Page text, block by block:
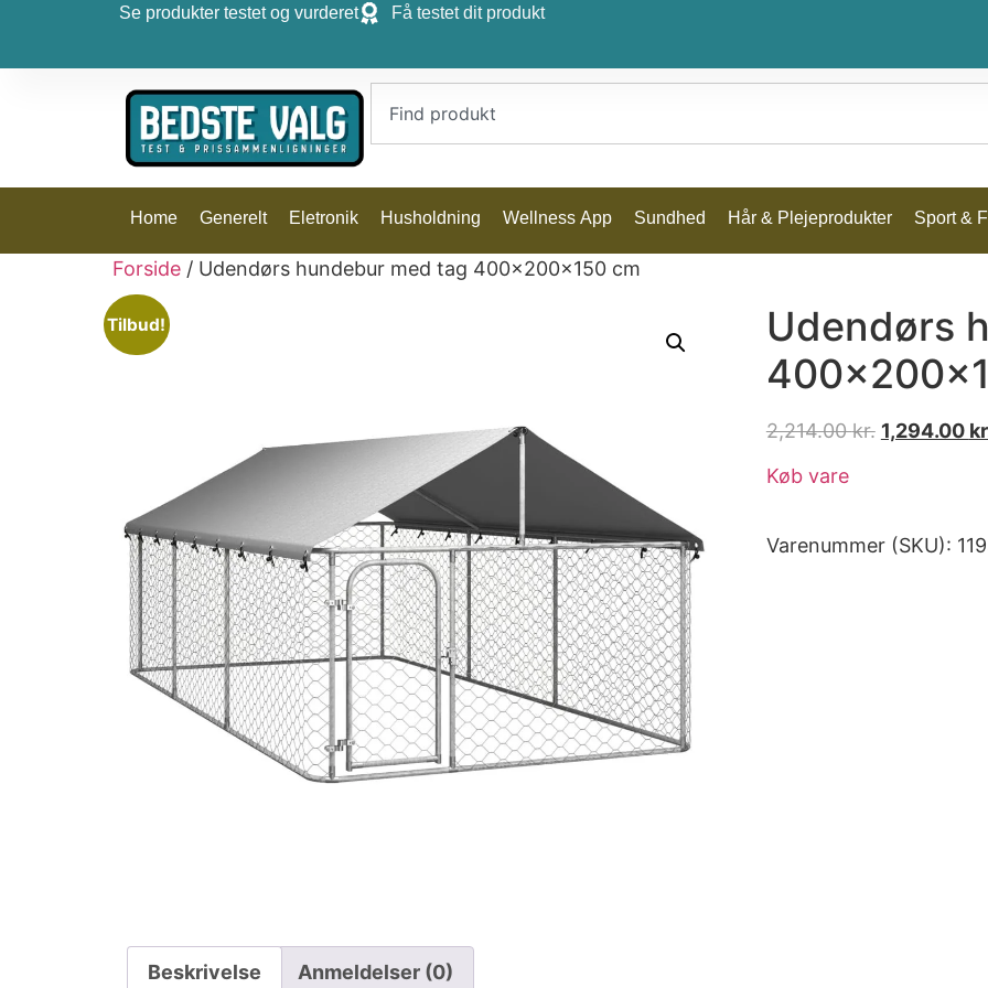
Se produkter testet og vurderet Få testet dit produkt
Home Generelt Eletronik Husholdning Wellness App Sundhed Hår & Plejeprodukter Sport &
Forside / Udendørs hundebur med tag 400x200x150 cm
Tilbud!
Udendørs
2,214.00kr. 1,294.00
Køb vare
Varenummer (SKU):
Beskrivelse Anmeldelser (0)